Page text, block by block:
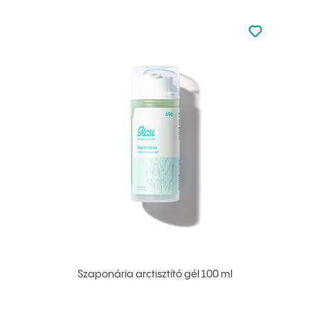
Szaponária arctisztító gél 100 ml
Nincsen
Hozzáadás